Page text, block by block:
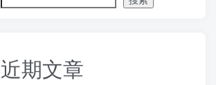
近期文章